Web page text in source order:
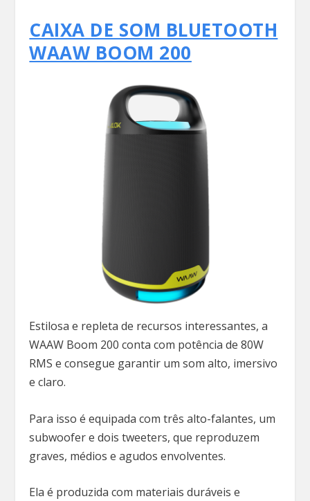
CAIXA DE SOM BLUETOOTH
WAAW BOOM 200
Estilosa e repleta de recursos interessantes, a
WAAW Boom 200 conta com potência de 80W
RMS e consegue garantir um som alto, imersivo
e claro.
Para isso é equipada com três alto-falantes, um
subwoofer e dois tweeters, que reproduzem
graves, médios e agudos envolventes.
Ela é produzida com materiais duráveis e